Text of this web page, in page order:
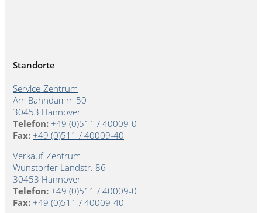
Standorte
Service-Zentrum
Am Bahndamm 50
30453 Hannover
Telefon: +49 (0)511 / 40009-0
Fax: +49 (0)511 / 40009-40
Verkauf-Zentrum
Wunstorfer Landstr. 86
30453 Hannover
Telefon: +49 (0)511 / 40009-0
Fax: +49 (0)511 / 40009-40